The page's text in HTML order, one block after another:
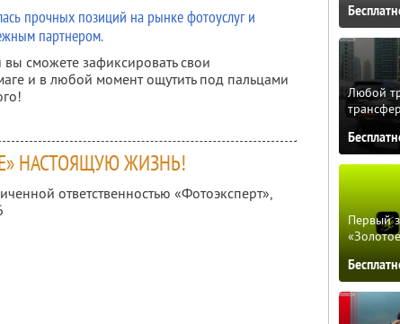
прочных позиций на рынке фотоуслуг и
партнером.
сможете зафиксировать свои
и в любой момент ощутить под пальцами
НАСТОЯЩУЮ ЖИЗНЬ!
ответственностью «Фотоэксперт»,
Любой
Первый